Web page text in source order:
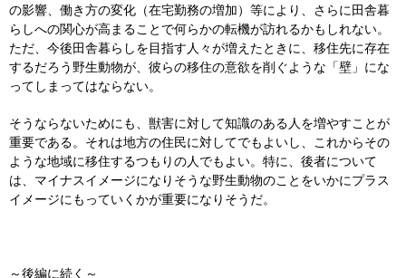
の影響、働き方の変化（在宅勤務の増加）等により、さらに田舎暮
らしへの関心が高まることで何らかの転機が訪れるかもしれない。
ただ、今後田舎暮らしを目指す人々が増えたときに、移住先に存在
するだろう野生動物が、彼らの移住の意欲を削ぐような「壁」にな
ってしまってはならない。
そうならないためにも、獣害に対して知識のある人を増やすことが
重要である。それは地方の住民に対してでもよいし、これからその
ような地域に移住するつもりの人でもよい。特に、後者について
は、マイナスイメージになりそうな野生動物のことをいかにプラス
イメージにもっていくかが重要になりそうだ。
～後編に続く～